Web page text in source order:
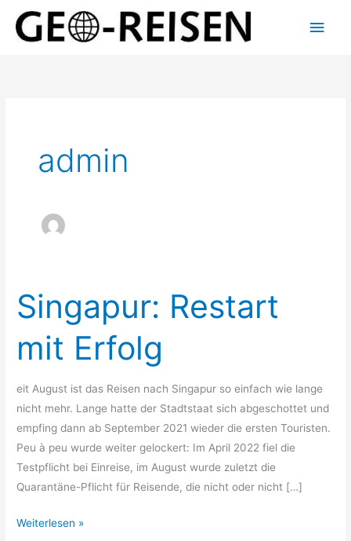
Inhalt
admin
Singapur: Restart
mit Erfolg
eit August ist das Reisen nach Singapur so einfach wie lange
nicht mehr. Lange hatte der Stadtstaat sich abgeschottet und
empfing dann ab September 2021 wieder die ersten Touristen.
Peu à peu wurde weiter gelockert: Im April 2022 fiel die
Testpflicht bei Einreise, im August wurde zuletzt die
Quarantäne-Pflicht für Reisende, die nicht oder nicht […]
Singapur:
Restart
Weiterlesen »